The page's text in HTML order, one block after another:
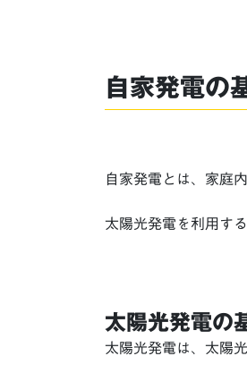
自家発電の
自家発電とは、家庭
太陽光発電を利用す
太陽光発電の
太陽光発電は、太陽